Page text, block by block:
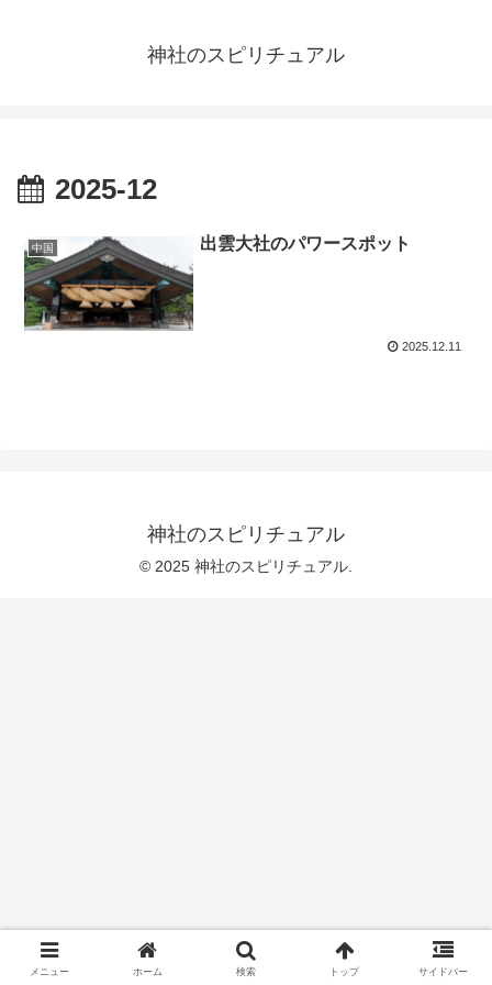
神社のスピリチュアル
2025-12
中国 出雲大社のパワースポット
2025.12.11
神社のスピリチュアル
© 2025 神社のスピリチュアル.
メニュー ホーム 検索 トップ サイドバー